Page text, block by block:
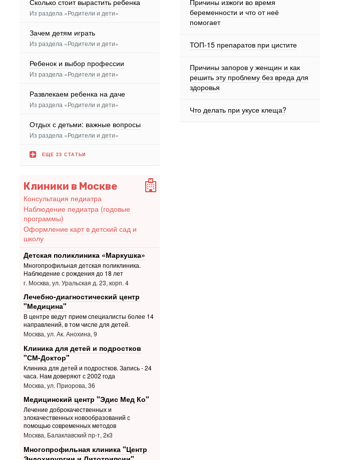
Сколько стоит вырастить ребенка
Из раздела «Родители и дети»
Зачем детям играть
Из раздела «Родители и дети»
Ребенок и выбор профессии
Из раздела «Родители и дети»
Развлекаем ребенка на даче
Из раздела «Родители и дети»
Отдых с детьми: важные вопросы
Из раздела «Родители и дети»
ЕЩЕ 23 СТАТЬИ
Клиники в Москве
Консультация педиатра
Наблюдение педиатра (годовые
программы)
Оформление карт в детский сад и
школу
Детская поликлиника «Маркушка»
Многопрофильная детская поликлиника.
Наблюдение с рождения до 18 лет
г. Москва, ул. Уральская д. 23, корп. 4
Лечебно-диагностический центр
"Медицина"
В центре ведут прием специалисты более 14
направлений, в том числе для детей.
Москва, ул. Ак. Анохина, 9
Клиника для детей и подростков
"СМ-Доктор"
Клиника для детей и подростков. Запись - 24
часа. Нам доверяют с 2002 года
Москва, ул. Приорова, 36
Медицинский центр "Эдис Мед Ко"
Лечение доброкачественных и
злокачественных новообразований с
помощью современных методов
Москва, Балаклавский пр-т, 2к3
Многопрофильная клиника "Центр
Причины изжоги во время
беременности и что от неё
помогает
ТОП-15 препаратов при цистите
Причины запоров у женщин и как
решить эту проблему без вреда для
здоровья
Что делать при укусе клеща?